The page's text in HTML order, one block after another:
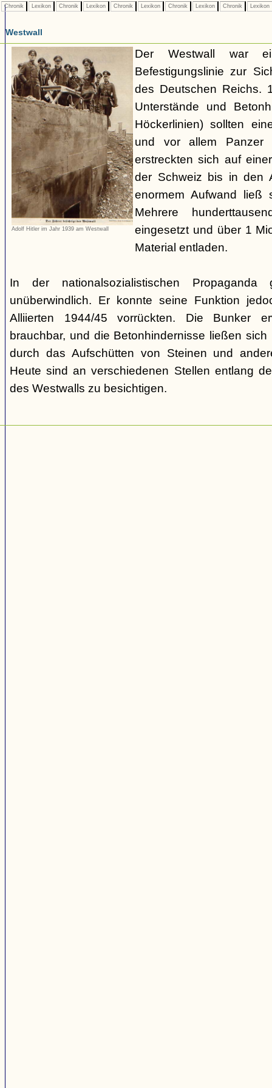
Chronik Lexikon Chronik Lexikon Chronik Lexikon Chronik Lexikon Chronik Lexikon
Westwall
Adolf Hitler im Jahr 1939 am Westwall
Der Westwall war
Befestigungslinie zur
des Deutschen Reichs.
Unterstände und
Höckerlinien) sollten
und vor allem Panzer
erstreckten sich auf
der Schweiz bis in den
enormem Aufwand ließ
Mehrere
eingesetzt und über 1
Material entladen.
In der nationalsozialistischen
unüberwindlich. Er konnte seine Funktion
Alliierten 1944/45 vorrückten. Die Bunker
brauchbar, und die Betonhindernisse ließen
durch das Aufschütten von Steinen und
Heute sind an verschiedenen Stellen entlang
des Westwalls zu besichtigen.